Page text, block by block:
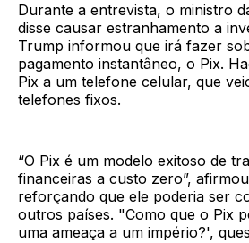
Durante a entrevista, o ministro
disse causar estranhamento a
Trump informou que irá fazer
pagamento instantâneo, o Pix.
Pix a um telefone celular, que
telefones fixos.
“O Pix é um modelo exitoso de
financeiras a custo zero”,
reforçando que ele poderia ser
outros países. "Como que o Pix
uma ameaça a um império?',